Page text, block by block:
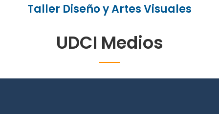
Taller Diseño y Artes Visuales
UDCI Medios